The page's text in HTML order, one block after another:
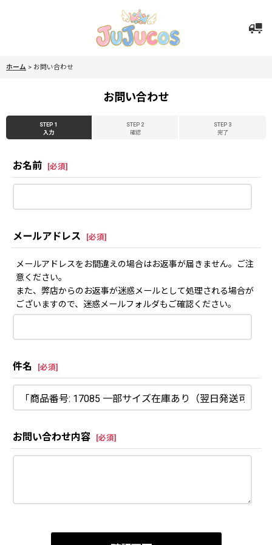
ホーム > お問い合わせ
お問い合わせ
STEP 1
入力
STEP 2
確認
STEP 3
完了
お名前 [必須]
メールアドレス [必須]
メールアドレスをお間違えの場合はお返事が届きません。ご注
意ください。
また、弊店からのお返事が迷惑メールとして処理される場合が
ございますので、迷惑メールフォルダもご確認ください。
件名 [必須]
お問い合わせ内容 [必須]